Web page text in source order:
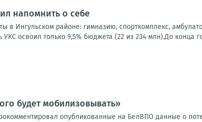
напомнить о себе
в Ингульском районе: гимназию, спорткомплекс,
освоил только 9,5% бюджета (22 из 234 млн).До конца
будет мобилизовывать»
опубликованные на БелВПО данные о